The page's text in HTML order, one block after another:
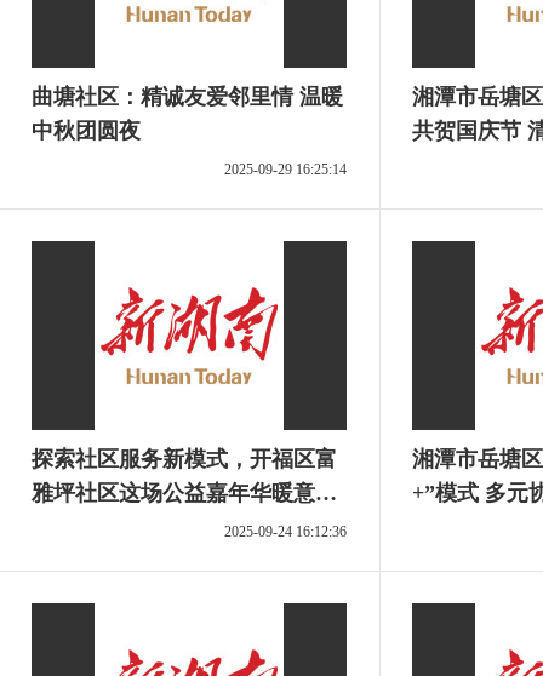
曲塘社区：精诚友爱邻里情 温暖
中秋团圆夜
2025-09-29 16:25:14
湘潭市岳塘
共贺国庆节
探索社区服务新模式，开福区富
雅坪社区这场公益嘉年华暖意融
2025-09-24 16:12:36
湘潭市岳塘
+”模式 多元